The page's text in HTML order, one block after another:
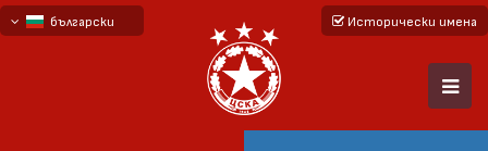
български
Исторически имена